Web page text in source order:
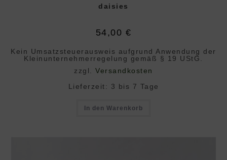
daisies
54,00 €
Kein Umsatzsteuerausweis aufgrund Anwendung der
Klein­unternehmer­regelung gemäß § 19 UStG.
zzgl.Versandkosten
Lieferzeit: 3 bis 7 Tage
In den Warenkorb